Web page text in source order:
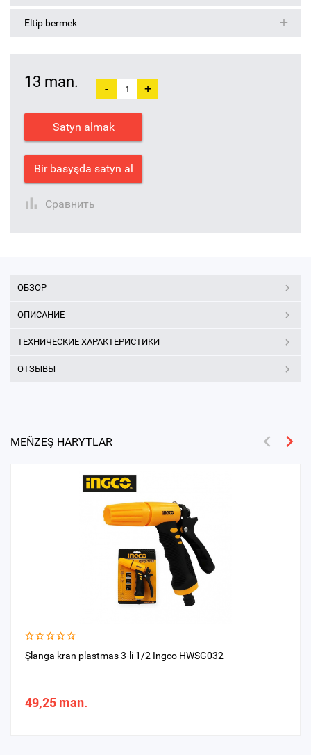
Eltip bermek
13 man. - +
Satyn almak
Bir basyşda satyn al
Сравнить
ОБЗОР
ОПИСАНИЕ
ТЕХНИЧЕСКИЕ ХАРАКТЕРИСТИКИ
ОТЗЫВЫ
MEŇZEŞ HARYTLAR
Şlanga kran plastmas 3-li 1/2 Ingco HWSG032
49,25 man.